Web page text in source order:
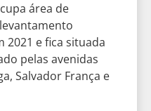
área de
2021 e fica situada
pelas avenidas
Salvador França e